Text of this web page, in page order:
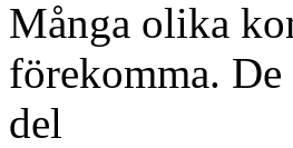
Många olika
förekomma.
del